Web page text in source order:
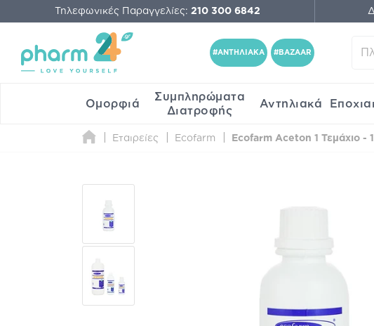
Τηλεφωνικές Παραγγελίες: 210 300 6842
#ΑΝΤΗΛΙΑΚΑ #BAZAAR
Ομορφιά
Συμπληρώματα
Διατροφής
Αντηλιακά
Εταιρείες Ecofarm Ecofarm Aceton 1 Τεμάχιο -